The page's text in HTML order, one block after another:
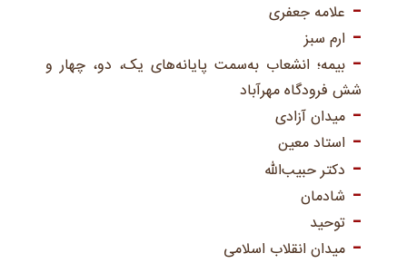
علامه جعفری
ارم سبز
بیمه؛ انشعاب به‌سمت پایانه‌های یک، دو، چهار و
شش فرودگاه مهرآباد
میدان آزادی
استاد معین
دکتر حبیب‌الله
شادمان
توحید
میدان انقلاب اسلامی